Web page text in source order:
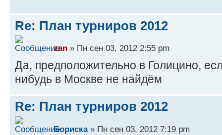
Re: План турниров 2012
zan » Пн сен 03, 2012 2:55 pm
Да, предположительно в Голицино,
нибудь в Москве не найдём
Re: План турниров 2012
Бориска» Пн сен 03, 2012 7:19 pm